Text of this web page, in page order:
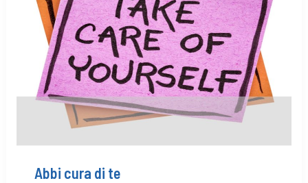
Abbi cura di te